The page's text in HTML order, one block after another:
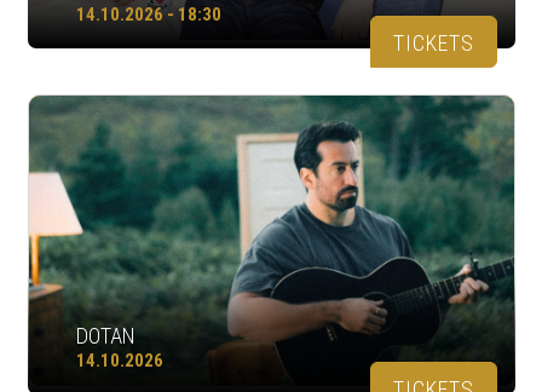
14.10.2026 - 18:30
TICKETS
DOTAN
14.10.2026